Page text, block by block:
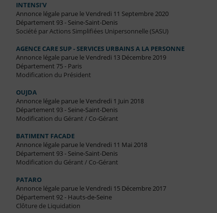
INTENSI'V
Annonce légale parue le Vendredi 11 Septembre 2020
Département 93 - Seine-Saint-Denis
Société par Actions Simplifiées Unipersonnelle (SASU)
AGENCE CARE SUP - SERVICES URBAINS A LA PERSONNE
Annonce légale parue le Vendredi 13 Décembre 2019
Département 75 - Paris
Modification du Président
OUJDA
Annonce légale parue le Vendredi 1 Juin 2018
Département 93 - Seine-Saint-Denis
Modification du Gérant / Co-Gérant
BATIMENT FACADE
Annonce légale parue le Vendredi 11 Mai 2018
Département 93 - Seine-Saint-Denis
Modification du Gérant / Co-Gérant
PATARO
Annonce légale parue le Vendredi 15 Décembre 2017
Département 92 - Hauts-de-Seine
Clôture de Liquidation